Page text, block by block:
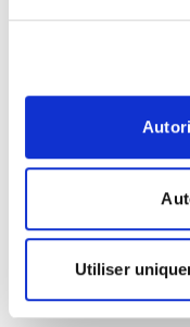
Utiliser